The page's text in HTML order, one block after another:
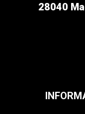
28040